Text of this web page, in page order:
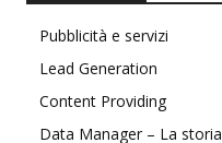
Pubblicità e servizi
Lead Generation
Content Providing
Data Manager – La storia